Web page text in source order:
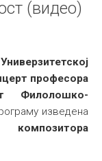
(видео)
професора
Филолошко-
изведена
композитора